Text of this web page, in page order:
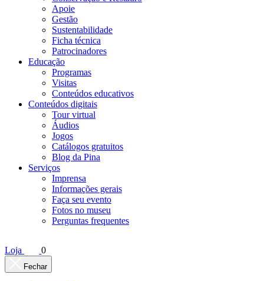
Apoie
Gestão
Sustentabilidade
Ficha técnica
Patrocinadores
Educação
Programas
Visitas
Conteúdos educativos​
Conteúdos digitais
Tour virtual
Áudios
Jogos
Catálogos gratuitos
Blog da Pina
Serviços
Imprensa
Informações gerais
Faça seu evento
Fotos no museu
Perguntas frequentes
Loja 0
Fechar